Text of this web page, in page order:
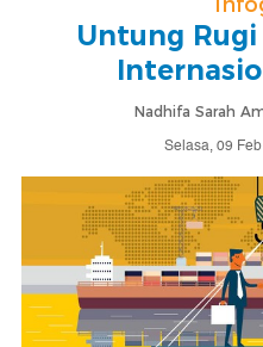
Untung
Nadhifa Sarah
Selasa, 09